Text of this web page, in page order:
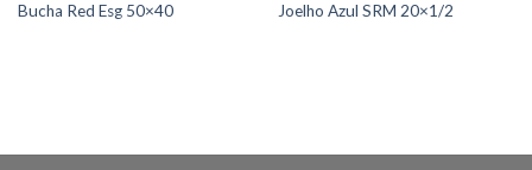
Bucha Red Esg 50×40 Joelho Azul SRM 20×1/2